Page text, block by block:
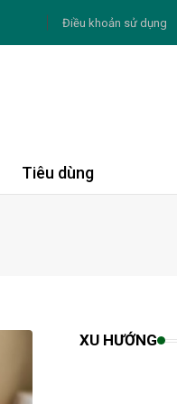
Điều khoản sử dụng
Tiêu dùng
XU HƯỚNG